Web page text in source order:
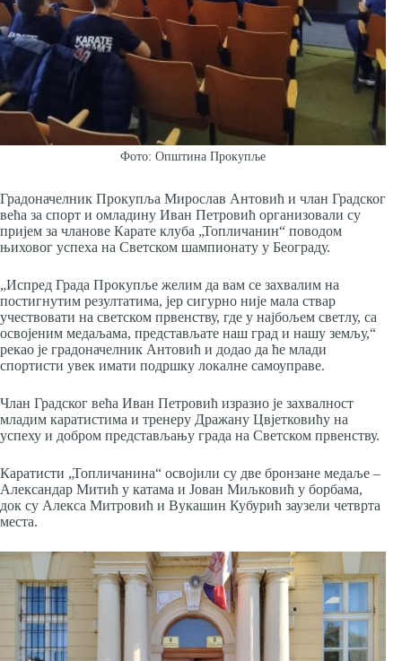
Фото: Општина Прокупље
Градоначелник Прокупља Мирослав Антовић и члан Градског
већа за спорт и омладину Иван Петровић организовали су
пријем за чланове Карате клуба „Топличанин“ поводом
њиховог успеха на Светском шампионату у Београду.
„Испред Града Прокупље желим да вам се захвалим на
постигнутим резултатима, јер сигурно није мала ствар
учествовати на светском првенству, где у најбољем светлу, са
освојеним медаљама, представљате наш град и нашу земљу,“
рекао је градоначелник Антовић и додао да ће млади
спортисти увек имати подршку локалне самоуправе.
Члан Градског већа Иван Петровић изразио је захвалност
младим каратистима и тренеру Дражану Цвјетковићу на
успеху и добром представљању града на Светском првенству.
Каратисти „Топличанина“ освојили су две бронзане медаље –
Александар Митић у катама и Јован Миљковић у борбама,
док су Алекса Митровић и Вукашин Кубурић заузели четврта
места.